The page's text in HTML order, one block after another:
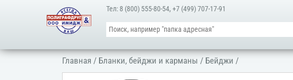
Тел: 8 (800) 555-80-54,+7 (499) 707-17-91
Главная / Бланки, бейджи и карманы / Бейджи /